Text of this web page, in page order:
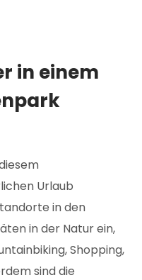
in einem
Urlaub
in den
in der Natur ein,
Shopping,
sind die